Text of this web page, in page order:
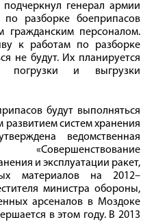
генерал армии
разборке боеприпасов
гражданским персоналом.
к работам по разборке
не будут. Их планируется
погрузки и выгрузки
будут выполняться
систем хранения
ведомственная
и эксплуатации ракет,
материалов на 2012–
министра обороны,
арсеналов в Моздоке
в этом году. В 2013